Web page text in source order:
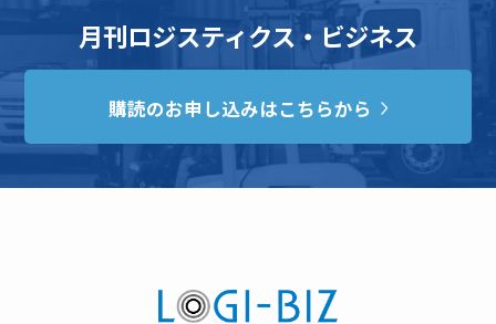
月刊ロジスティクス・ビジネス
購読のお申し込みはこちらから